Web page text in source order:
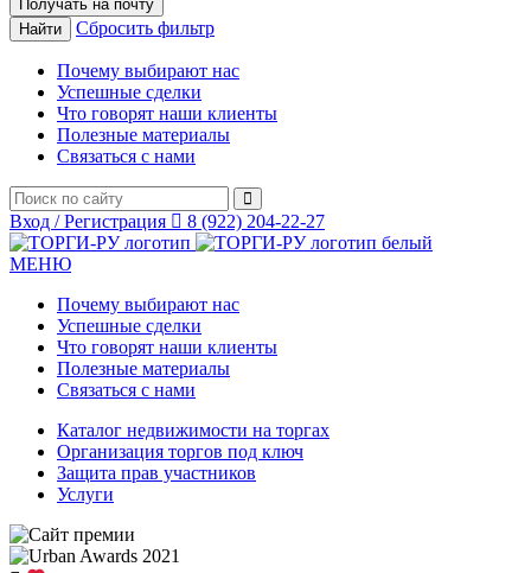
Сбросить фильтр
Почему выбирают нас
Успешные сделки
Что говорят наши клиенты
Полезные материалы
Связаться с нами
Вход / Регистрация 8 (922) 204-22-27
МЕНЮ
Почему выбирают нас
Успешные сделки
Что говорят наши клиенты
Полезные материалы
Связаться с нами
Каталог недвижимости на торгах
Организация торгов под ключ
Защита прав участников
Услуги